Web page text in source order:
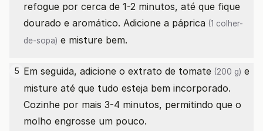
refogue por cerca de 1-2 minutos, até que fique
dourado e aromático. Adicione a páprica (1 colher-
de-sopa) e misture bem.
5 Em seguida, adicione o extrato de tomate (200 g) e
misture até que tudo esteja bem incorporado.
Cozinhe por mais 3-4 minutos, permitindo que o
molho engrosse um pouco.